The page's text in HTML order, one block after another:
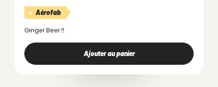
Aérofab
Ginger Beer !!
Ajouter au panier